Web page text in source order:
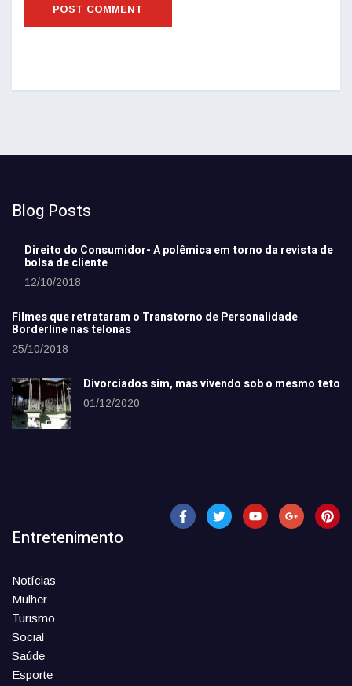
Blog Posts
Direito do Consumidor- A polêmica em torno da revista de
bolsa de cliente
12/10/2018
Filmes que retrataram o Transtorno de Personalidade
Borderline nas telonas
25/10/2018
Divorciados sim, mas vivendo sob o mesmo teto
01/12/2020
Entretenimento
Notícias
Mulher
Turismo
Social
Saúde
Esporte